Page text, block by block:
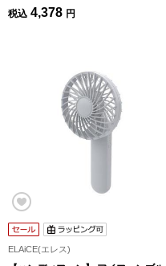
税込 4,378 円
ELAiCE(エレス)